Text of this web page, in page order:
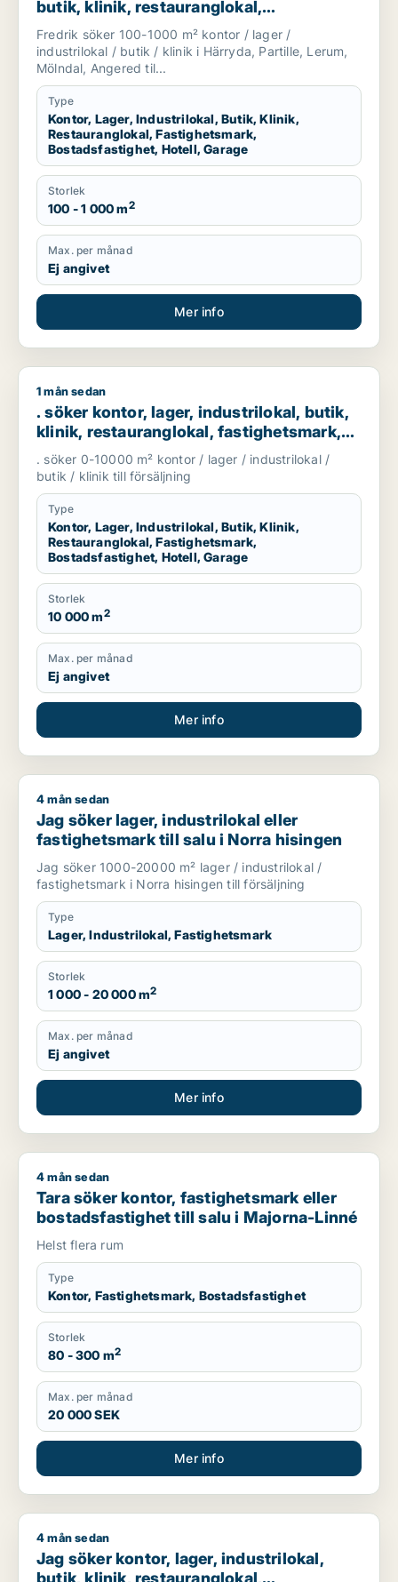
butik, klinik, restauranglokal,
fastighetsmark, bostadsfastighet, hotell
eller garage till salu i Härryda, Partille
eller Lerum m.fl.
Fredrik söker 100-1000 m² kontor / lager /
industrilokal / butik / klinik i Härryda, Partille, Lerum,
Mölndal, Angered til...
Type
Kontor, Lager, Industrilokal, Butik, Klinik,
Restauranglokal, Fastighetsmark,
Bostadsfastighet, Hotell, Garage
Storlek
100 - 1 000 m2
Max. per månad
Ej angivet
Mer info
. söker kontor, lager, industrilokal, butik, klinik,
1 mån sedan
. söker kontor, lager, industrilokal, butik,
klinik, restauranglokal, fastighetsmark,
bostadsfastighet, hotell eller garage till
salu i Göteborg
. söker 0-10000 m² kontor / lager / industrilokal /
butik / klinik till försäljning
Type
Kontor, Lager, Industrilokal, Butik, Klinik,
Restauranglokal, Fastighetsmark,
Bostadsfastighet, Hotell, Garage
Storlek
10 000 m2
Max. per månad
Ej angivet
Mer info
Jag söker lager, industrilokal eller fastighetsmark till salu i
4 mån sedan
Jag söker lager, industrilokal eller
fastighetsmark till salu i Norra hisingen
Jag söker 1000-20000 m² lager / industrilokal /
fastighetsmark i Norra hisingen till försäljning
Type
Lager, Industrilokal, Fastighetsmark
Storlek
1 000 - 20 000 m2
Max. per månad
Ej angivet
Mer info
Tara söker kontor, fastighetsmark eller bostadsfastighet till
4 mån sedan
Tara söker kontor, fastighetsmark eller
bostadsfastighet till salu i Majorna-Linné
Helst flera rum
Type
Kontor, Fastighetsmark, Bostadsfastighet
Storlek
80 - 300 m2
Max. per månad
20 000 SEK
Mer info
Jag söker kontor, lager, industrilokal, butik, klinik,
4 mån sedan
Jag söker kontor, lager, industrilokal,
butik, klinik, restauranglokal,